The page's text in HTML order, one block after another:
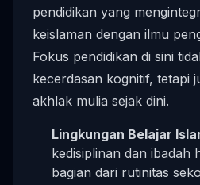
pendidikan yang
keislaman dengan ilmu
Fokus pendidikan di sini
kecerdasan kognitif, tetapi
akhlak mulia sejak dini.
Lingkungan Belajar
kedisiplinan dan ibadah
bagian dari rutinitas